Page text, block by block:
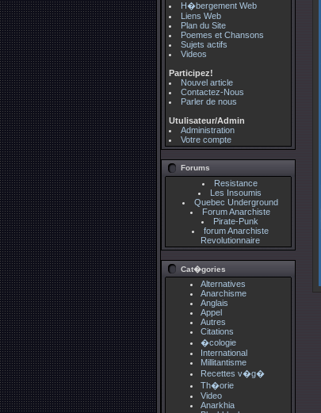
H�bergement Web
Liens Web
Plan du Site
Poemes et Chansons
Sujets actifs
Videos
Participez!
Nouvel article
Contactez-Nous
Parler de nous
Utulisateur/Admin
Administration
Votre compte
Forums
Resistance
Les Insoumis
Quebec Underground
Forum Anarchiste
Pirate-Punk
forum Anarchiste
Revolutionnaire
Cat�gories
Alternatives
Anarchisme
Anglais
Appel
Autres
Citations
�cologie
International
Millitantisme
Recettes v�g�
Th�orie
Video
Anarkhia